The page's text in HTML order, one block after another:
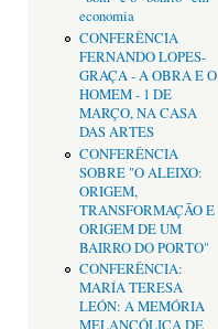
economia
CONFERÊNCIA
FERNANDO LOPES-
GRAÇA - A OBRA E O
HOMEM - 1 DE
MARÇO, NA CASA
DAS ARTES
CONFERÊNCIA
SOBRE "O ALEIXO:
ORIGEM,
TRANSFORMAÇÃO E
ORIGEM DE UM
BAIRRO DO PORTO"
CONFERÊNCIA:
MARÍA TERESA
LEÓN: A MEMÓRIA
MELANCÓLICA DE